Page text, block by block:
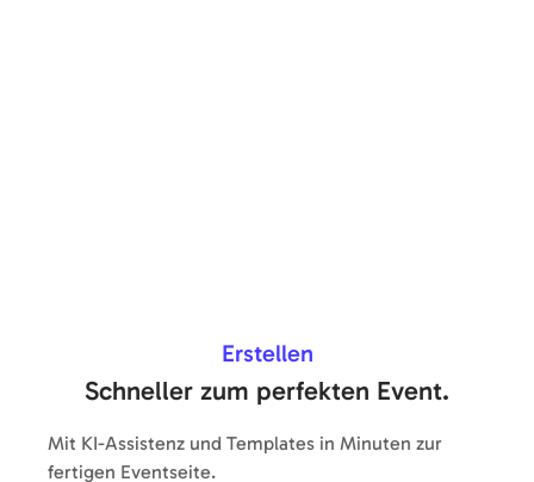
Erstellen
Schneller zum perfekten Event.
Mit KI-Assistenz und Templates in Minuten zur
fertigen Eventseite.